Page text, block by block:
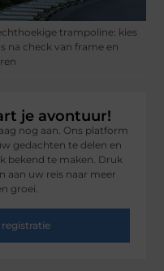
trampoline: kies
na check van frame en
je avontuur!
nog aan. Ons platform
gedachten te delen en
bekend te maken. Druk
aan uw reis naar meer
groei.